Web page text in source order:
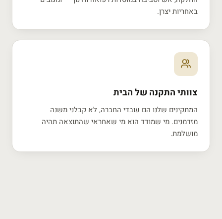
באחריות יצרן.
צוותי התקנה של הבית
המתקינים שלנו הם עובדי החברה, לא קבלני משנה
מזדמנים. מי שמודד הוא מי שאחראי שהתוצאה תהיה
מושלמת.